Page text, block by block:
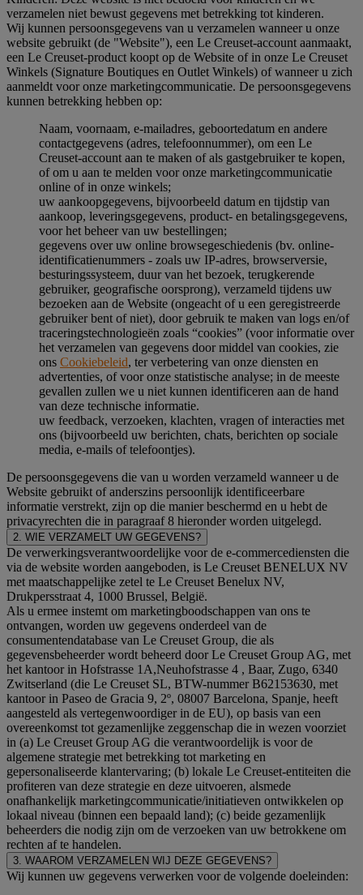
verzamelen niet bewust gegevens met betrekking tot kinderen.
Wij kunnen persoonsgegevens van u verzamelen wanneer u onze
website gebruikt (de "Website"), een Le Creuset-account aanmaakt,
een Le Creuset-product koopt op de Website of in onze Le Creuset
Winkels (Signature Boutiques en Outlet Winkels) of wanneer u zich
aanmeldt voor onze marketingcommunicatie. De persoonsgegevens
kunnen betrekking hebben op:
Naam, voornaam, e-mailadres, geboortedatum en andere
contactgegevens (adres, telefoonnummer), om een Le
Creuset-account aan te maken of als gastgebruiker te kopen,
of om u aan te melden voor onze marketingcommunicatie
online of in onze winkels;
uw aankoopgegevens, bijvoorbeeld datum en tijdstip van
aankoop, leveringsgegevens, product- en betalingsgegevens,
voor het beheer van uw bestellingen;
gegevens over uw online browsegeschiedenis (bv. online-
identificatienummers - zoals uw IP-adres, browserversie,
besturingssysteem, duur van het bezoek, terugkerende
gebruiker, geografische oorsprong), verzameld tijdens uw
bezoeken aan de Website (ongeacht of u een geregistreerde
gebruiker bent of niet), door gebruik te maken van logs en/of
traceringstechnologieën zoals “cookies” (voor informatie over
het verzamelen van gegevens door middel van cookies, zie
ons Cookiebeleid, ter verbetering van onze diensten en
advertenties, of voor onze statistische analyse; in de meeste
gevallen zullen we u niet kunnen identificeren aan de hand
van deze technische informatie.
uw feedback, verzoeken, klachten, vragen of interacties met
ons (bijvoorbeeld uw berichten, chats, berichten op sociale
media, e-mails of telefoontjes).
De persoonsgegevens die van u worden verzameld wanneer u de
Website gebruikt of anderszins persoonlijk identificeerbare
informatie verstrekt, zijn op die manier beschermd en u hebt de
privacyrechten die in paragraaf 8 hieronder worden uitgelegd.
2. WIE VERZAMELT UW GEGEVENS?
De verwerkingsverantwoordelijke voor de e-commercediensten die
via de website worden aangeboden, is Le Creuset BENELUX NV
met maatschappelijke zetel te Le Creuset Benelux NV,
Drukpersstraat 4, 1000 Brussel, België.
Als u ermee instemt om marketingboodschappen van ons te
ontvangen, worden uw gegevens onderdeel van de
consumentendatabase van Le Creuset Group, die als
gegevensbeheerder wordt beheerd door Le Creuset Group AG, met
het kantoor in Hofstrasse 1A,Neuhofstrasse 4 , Baar, Zugo, 6340
Zwitserland (die Le Creuset SL, BTW-nummer B62153630, met
kantoor in Paseo de Gracia 9, 2º, 08007 Barcelona, Spanje, heeft
aangesteld als vertegenwoordiger in de EU), op basis van een
overeenkomst tot gezamenlijke zeggenschap die in wezen voorziet
in (a) Le Creuset Group AG die verantwoordelijk is voor de
algemene strategie met betrekking tot marketing en
gepersonaliseerde klantervaring; (b) lokale Le Creuset-entiteiten die
profiteren van deze strategie en deze uitvoeren, alsmede
onafhankelijk marketingcommunicatie/initiatieven ontwikkelen op
lokaal niveau (binnen een bepaald land); (c) beide gezamenlijk
beheerders die nodig zijn om de verzoeken van uw betrokkene om
rechten af te handelen.
3. WAAROM VERZAMELEN WIJ DEZE GEGEVENS?
Wij kunnen uw gegevens verwerken voor de volgende doeleinden: